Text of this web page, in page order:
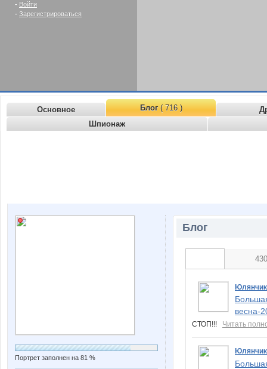
- Войти
- Зарегистрироваться
Основное Блог( 716 )
Шпионаж
Портрет заполнен на 81 %
Блог
весна-
СТОП!!! Читать